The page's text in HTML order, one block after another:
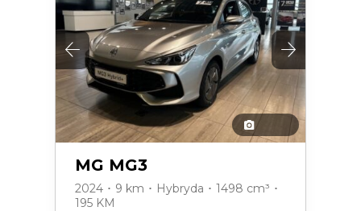
MG MG3
2024 ･ 9 km ･ Hybryda ･ 1498 cm³ ･
195 KM